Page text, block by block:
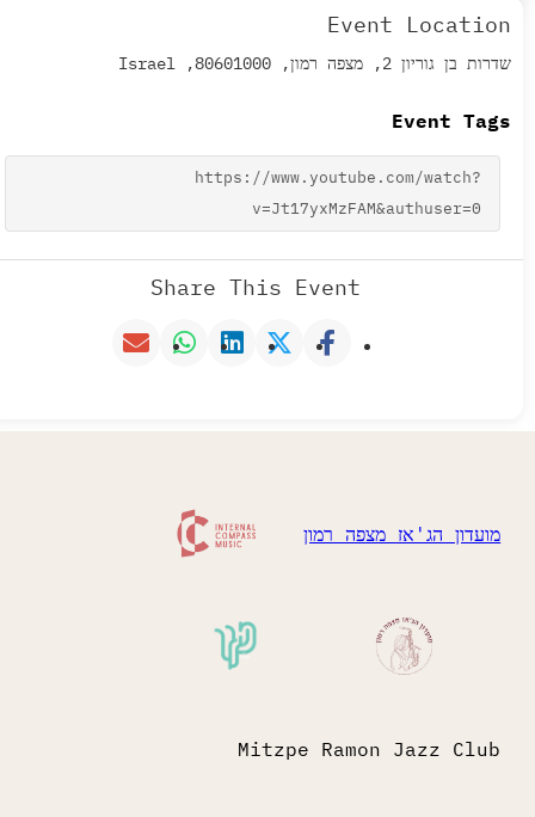
Event Location
שדרות בן גוריון 2, מצפה רמון, 80601000, Israel
Event Tags
https://www.youtube.com/watch?
v=Jt17yxMzFAM&authuser=0
Share This Event
מועדון הג'אז מצפה רמון
Mitzpe Ramon Jazz Club